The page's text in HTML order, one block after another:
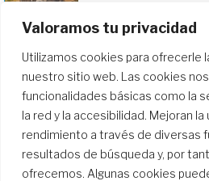
Valoramos tu privacidad
Utilizamos cookies para ofrecerle
nuestro sitio web. Las cookies
funcionalidades básicas como la
la red y la accesibilidad. Mejoran la
rendimiento a través de diversas
resultados de búsqueda y, por
ofrecemos. Algunas cookies
Profundizando en nuestro